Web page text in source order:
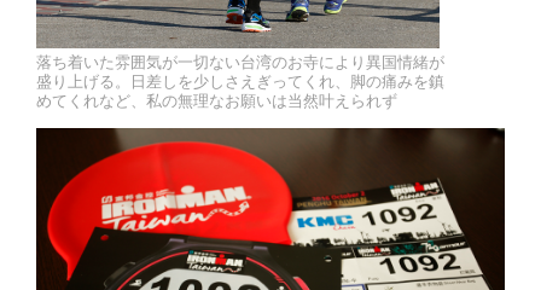
落ち着いた雰囲気が一切ない台湾のお寺により異国情緒が
盛り上げる。日差しを少しさえぎってくれ、脚の痛みを鎮
めてくれなど、私の無理なお願いは当然叶えられず